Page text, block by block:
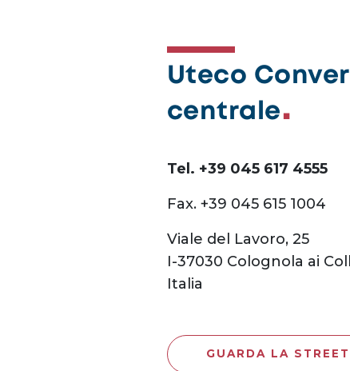
Uteco
centrale
Tel. +39 045 617 4555
Fax. +39 045 615 1004
Viale del Lavoro, 25
I-37030 Colognola ai
Italia
GUARDA LA